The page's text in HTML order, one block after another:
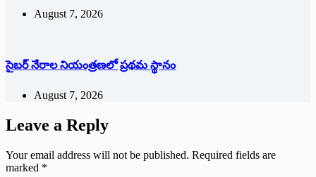
August 7, 2026
సైబర్ నేరాల నియంత్రణలో ప్రథమ స్థానం
August 7, 2026
Leave a Reply
Your email address will not be published. Required fields are
marked *